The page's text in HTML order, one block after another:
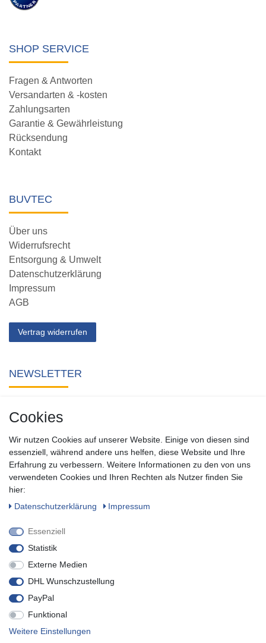
SHOP SERVICE
Fragen & Antworten
Versandarten & -kosten
Zahlungsarten
Garantie & Gewährleistung
Rücksendung
Kontakt
BUVTEC
Über uns
Widerrufsrecht
Entsorgung & Umwelt
Datenschutzerklärung
Impressum
AGB
Vertrag widerrufen
NEWSLETTER
Sie keine Neuigkeit oder Aktion aus unserem Shop.
Zum Newsletter anmelden
SOCIAL
Cookies
Wir nutzen Cookies auf unserer Website. Einige von diesen sind
essenziell, während andere uns helfen, diese Website und Ihre
Erfahrung zu verbessern. Weitere Informationen zu den von uns
verwendeten Cookies und Ihren Rechten als Nutzer finden Sie
hier:
Daten­schutz­erklärung
Impressum
Essenziell
Statistik
Externe Medien
DHL Wunschzustellung
PayPal
Funktional
Weitere Einstellungen